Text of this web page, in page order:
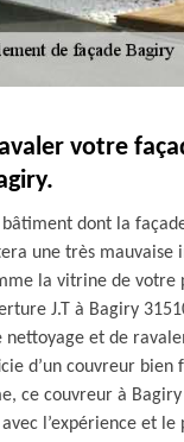
votre
dont la
une très mauvaise
la vitrine de votre
J.T à Bagiry
nettoyage et de
d’un couvreur bien
ce couvreur à
l’expérience et le